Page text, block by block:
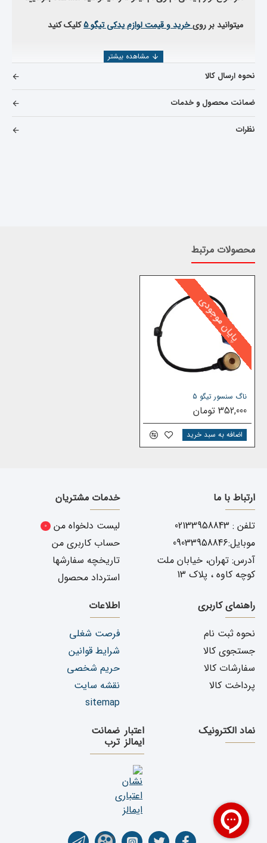
میتوانید بر رویخرید و قیمت لوازم یدکی تیگو 5 کلیک کنید
نحوه ارسال کالا
ضمانت محصول و خدمات
نظرات
محصولات مرتبط
پایان موجودی
ناگ سنسور تیگو 5
352,000 تومان
اضافه به سبد خرید
ارتباط با ما
تلفن : 02133958843
موبایل:09033958846
آدرس: تهران، خیابان ملت
کوچه کاوه ، پلاک 13
خدمات مشتریان
لیست دلخواه من
0
حساب کاربری من
تاریخچه سفارشها
استرداد محصول
راهنمای کاربری
نحوه ثبت نام
جستجوی کالا
سفارشات کالا
پرداخت کالا
اطلاعات
فرصت شغلی
شرایط قوانین
حریم شخصی
نقشه سایت
sitemap
نماد الکترونیک
اعتبار
ایمالز
ضمانت
ترب